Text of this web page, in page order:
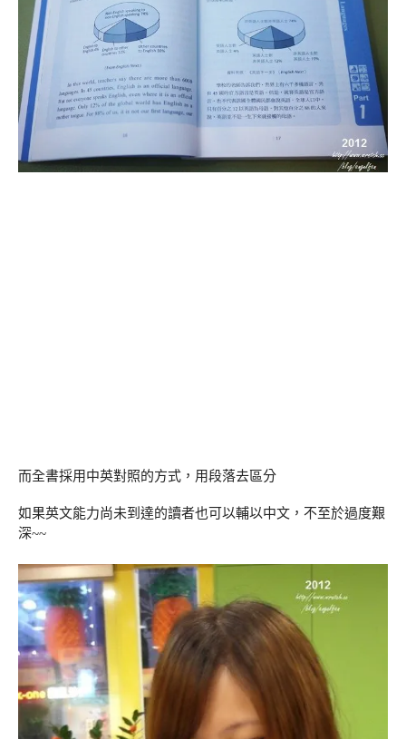
而全書採用中英對照的方式，用段落去區分
如果英文能力尚未到達的讀者也可以輔以中文，不至於過度艱
深~~